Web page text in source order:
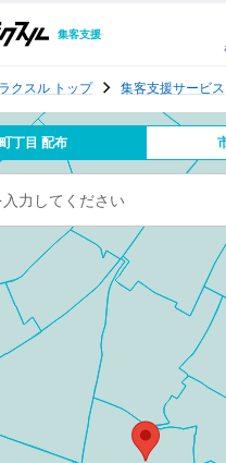
集客支援
クスル トップ 集客支援サービス
町丁目 配布
力してください